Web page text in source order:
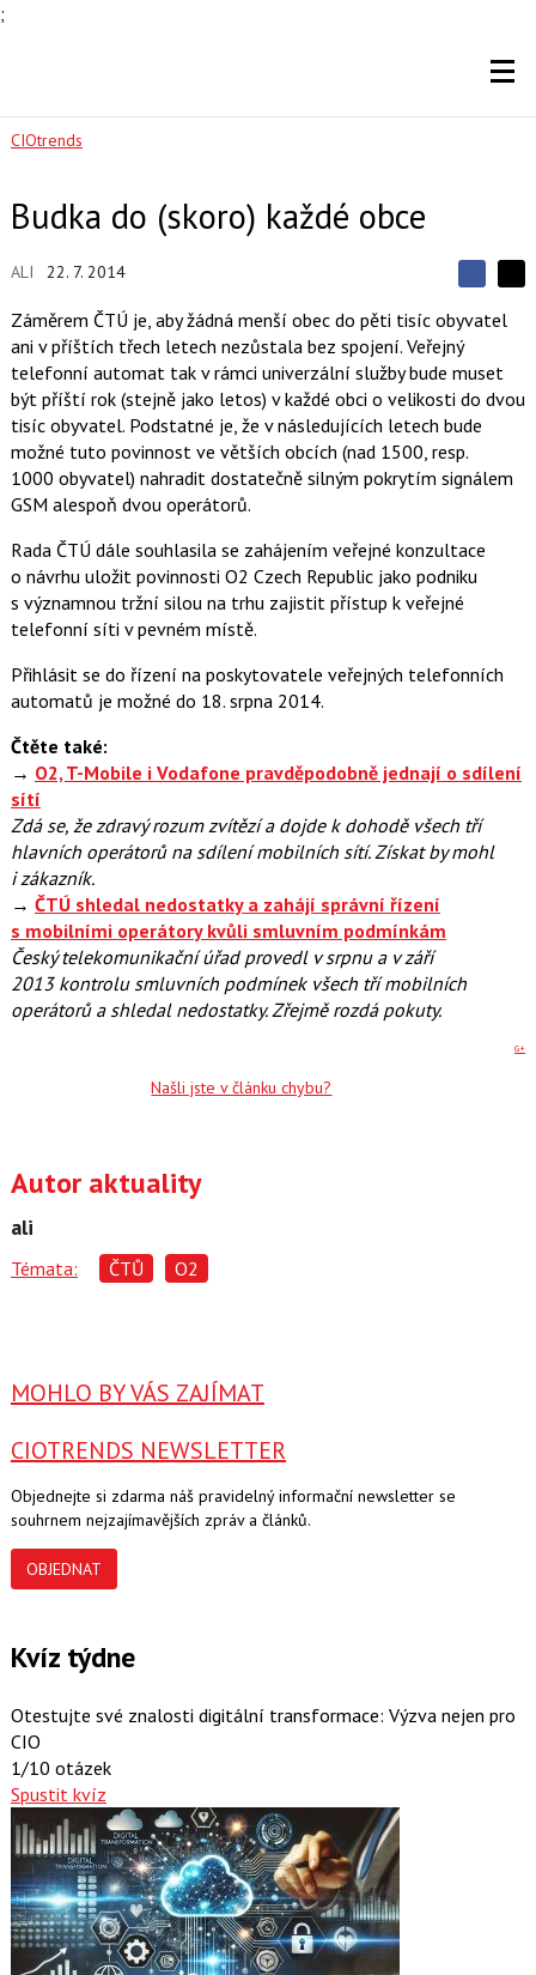
;
CIOtrends
Budka do (skoro) každé obce
ALI 22. 7. 2014
S
d
í
l
e
t
S
í
j
t
n
F
a
o
o
t
s
Záměrem ČTÚ je, aby žádná menší obec do pěti tisíc obyvatel
ani v příštích třech letech nezůstala bez spojení. Veřejný
telefonní automat tak v rámci univerzální služby bude muset
být příští rok (stejně jako letos) v každé obci o velikosti do dvou
tisíc obyvatel. Podstatné je, že v následujících letech bude
možné tuto povinnost ve větších obcích (nad 1500, resp.
1000 obyvatel) nahradit dostatečně silným pokrytím signálem
GSM alespoň dvou operátorů.
Rada ČTÚ dále souhlasila se zahájením veřejné konzultace
o návrhu uložit povinnosti O2 Czech Republic jako podniku
s významnou tržní silou na trhu zajistit přístup k veřejné
telefonní síti v pevném místě.
Přihlásit se do řízení na poskytovatele veřejných telefonních
automatů je možné do 18. srpna 2014.
Čtěte také:
→ O2, T-Mobile i Vodafone pravděpodobně jednají o sdílení
sítí
Zdá se, že zdravý rozum zvítězí a dojde k dohodě všech tří
hlavních operátorů na sdílení mobilních sítí. Získat by mohl
i zákazník.
→ ČTÚ shledal nedostatky a zahájí správní řízení
s mobilními operátory kvůli smluvním podmínkám
Český telekomunikační úřad provedl v srpnu a v září
2013 kontrolu smluvních podmínek všech tří mobilních
operátorů a shledal nedostatky. Zřejmě rozdá pokuty.
G+
Našli jste v článku chybu?
Autor aktuality
ali
Témata: ČTŮ O2
MOHLO BY VÁS ZAJÍMAT
CIOTRENDS NEWSLETTER
Objednejte si zdarma náš pravidelný informační newsletter se
souhrnem nejzajímavějších zpráv a článků.
OBJEDNAT
Kvíz týdne
Otestujte své znalosti digitální transformace: Výzva nejen pro
CIO
1/10 otázek
Spustit kvíz